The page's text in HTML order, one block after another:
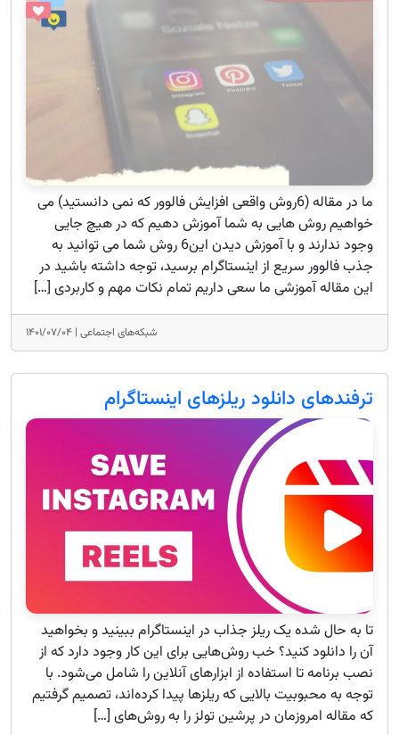
ما در مقاله (6روش واقعی افزایش فالوور که نمی‌ دانستید) می‌
خواهیم روش‌ هایی به شما آموزش دهیم که در هیچ جایی
وجود ندارند و با آموزش دیدن این6 روش شما می‌ توانید به
جذب فالوور سریع از اینستاگرام برسید، توجه داشته باشید در
این مقاله آموزشی ما سعی داریم تمام نکات مهم و کاربردی […]
شبکه‌های اجتماعی | ۱۴۰۱/۰۷/۰۴
ترفندهای دانلود ریلزهای اینستاگرام
تا به حال شده یک ریلز جذاب در اینستاگرام ببینید و بخواهید
آن را دانلود کنید؟ خب روش‌هایی برای این کار وجود دارد که از
نصب برنامه تا استفاده از ابزارهای آنلاین را شامل می‌شود. با
توجه به محبوبیت بالایی که ریلزها پیدا کرده‌اند، تصمیم گرفتیم
که مقاله امروزمان در پرشین تولز را به روش‌های […]